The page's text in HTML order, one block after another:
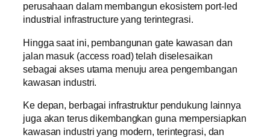
perusahaan dalam membangun ekosistem port-led
industrial infrastructure yang terintegrasi.
Hingga saat ini, pembangunan gate kawasan dan
jalan masuk (access road) telah diselesaikan
sebagai akses utama menuju area pengembangan
kawasan industri.
Ke depan, berbagai infrastruktur pendukung lainnya
juga akan terus dikembangkan guna mempersiapkan
kawasan industri yang modern, terintegrasi, dan